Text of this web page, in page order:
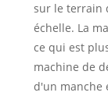
sur le terrain
échelle. La
ce qui est
machine de
d'un manche